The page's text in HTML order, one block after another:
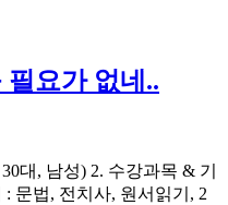
필요가 없네..
대, 남성) 2. 수강과목 & 기
문법, 전치사, 원서읽기, 2